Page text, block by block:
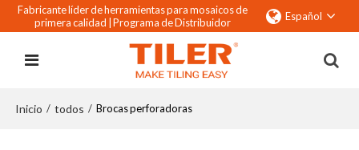
Fabricante líder de herramientas para mosaicos de
primera calidad | Programa de Distribuidor Español
Inicio / todos / Brocas perforadoras